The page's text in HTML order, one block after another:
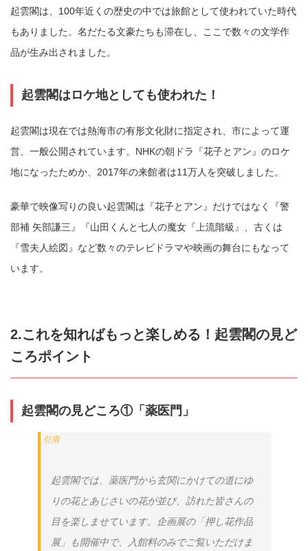
起雲閣は、100年近くの歴史の中では旅館として使われていた時代
もありました。名だたる文豪たちも滞在し、ここで数々の文学作
品が生み出されました。
起雲閣はロケ地としても使われた！
起雲閣は現在では熱海市の有形文化財に指定され、市によって運
営、一般公開されています。NHKの朝ドラ『花子とアン』のロケ
地になったためか、2017年の来館者は11万人を突破しました。
豪華で映像写りの良い起雲閣は『花子とアン』だけではなく『警
部補 矢部謙三』『山田くんと七人の魔女『上流階級』、古くは
『雪夫人絵図』など数々のテレビドラマや映画の舞台にもなって
います。
2.これを知ればもっと楽しめる！起雲閣の見ど
ころポイント
起雲閣の見どころ①「薬医門」
起雲閣では、薬医門から玄関にかけての道にゆ
りの花とあじさいの花が並び、訪れた皆さんの
目を楽しませています。企画展の「押し花作品
展」も開催中で、入館料のみでご覧いただけま